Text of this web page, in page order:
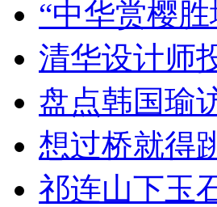
“中华赏樱
清华设计师
盘点韩国瑜
想过桥就得
祁连山下玉